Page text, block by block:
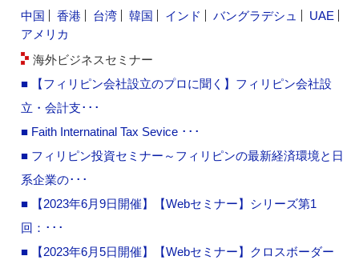
中国
香港 台湾 韓国 インド バングラデシュ
UAE
アメリカ
海外ビジネスセミナー
■ 【フィリピン会社設立のプロに聞く】フィリピン会社設
立・会計支･･･
■ Faith Internatinal Tax Sevice ･･･
■ フィリピン投資セミナー～フィリピンの最新経済環境と日
系企業の･･･
■ 【2023年6月9日開催】【Webセミナー】シリーズ第1
回：･･･
■ 【2023年6月5日開催】【Webセミナー】クロスボーダー